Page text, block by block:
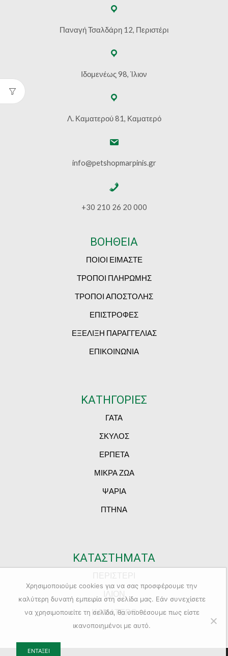
Παναγή Τσαλδάρη 12, Περιστέρι
Ιδομενέως 98, Ίλιον
Λ. Καματερού 81, Καματερό
info@petshopmarpinis.gr
+30 210 26 20 000
ΒΟΗΘΕΙΑ
ΠΟΙΟΙ ΕΙΜΑΣΤΕ
ΤΡΟΠΟΙ ΠΛΗΡΩΜΗΣ
ΤΡΟΠΟΙ ΑΠΟΣΤΟΛΗΣ
ΕΠΙΣΤΡΟΦΕΣ
ΕΞΕΛΙΞΗ ΠΑΡΑΓΓΕΛΙΑΣ
ΕΠΙΚΟΙΝΩΝΙΑ
ΚΑΤΗΓΟΡΙΕΣ
ΓΑΤΑ
ΣΚΥΛΟΣ
ΕΡΠΕΤΑ
ΜΙΚΡΑ ΖΩΑ
ΨΑΡΙΑ
ΠΤΗΝΑ
ΚΑΤΑΣΤΗΜΑΤΑ
ΚΑΜΑΤΕΡΟ
Χρησιμοποιούμε cookies για να σας προσφέρουμε την
καλύτερη δυνατή εμπειρία στη σελίδα μας. Εάν συνεχίσετε
να χρησιμοποιείτε τη σελίδα, θα υποθέσουμε πως είστε
ικανοποιημένοι με αυτό.
ΕΝΤΆΞΕΙ